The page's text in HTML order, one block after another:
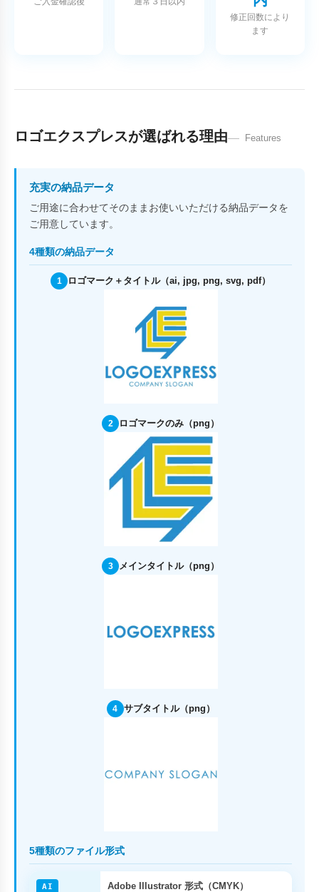
修正回数により
ます
ロゴエクスプレスが選ばれる理由 Features
充実の納品データ
ご用途に合わせてそのままお使いいただける納品データを
ご用意しています。
4種類の納品データ
1 ロゴマーク＋タイトル（ai, jpg, png, svg, pdf）
2 ロゴマークのみ（png）
3 メインタイトル（png）
4 サブタイトル（png）
5種類のファイル形式
AI
Adobe Illustrator 形式（CMYK）